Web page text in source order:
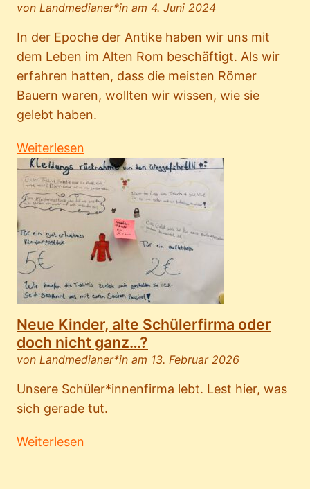
von Landmedianer*in am 4. Juni 2024
In der Epoche der Antike haben wir uns mit
dem Leben im Alten Rom beschäftigt. Als wir
erfahren hatten, dass die meisten Römer
Bauern waren, wollten wir wissen, wie sie
gelebt haben.
Weiterlesen
Neue Kinder, alte Schülerfirma oder
doch nicht ganz…?
von Landmedianer*in am 13. Februar 2026
Unsere Schüler*innenfirma lebt. Lest hier, was
sich gerade tut.
Weiterlesen